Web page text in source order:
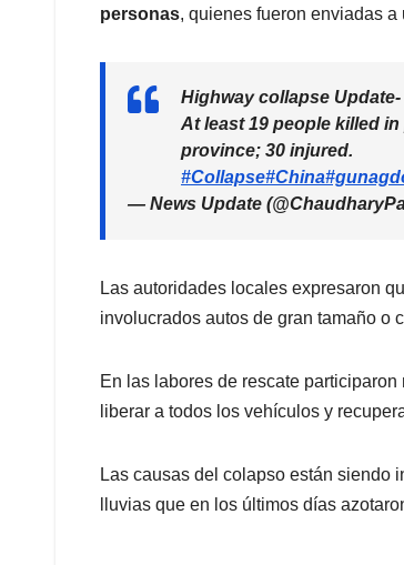
personas, quienes fueron enviadas
Highway collapse Update-
At least 19 people killed
province; 30 injured.
#Collapse#China
— News Update
Las autoridades locales expresaron
involucrados autos de gran tamaño o
En las labores de rescate
liberar a todos los vehículos y
Las causas del colapso están siendo
lluvias que en los últimos días